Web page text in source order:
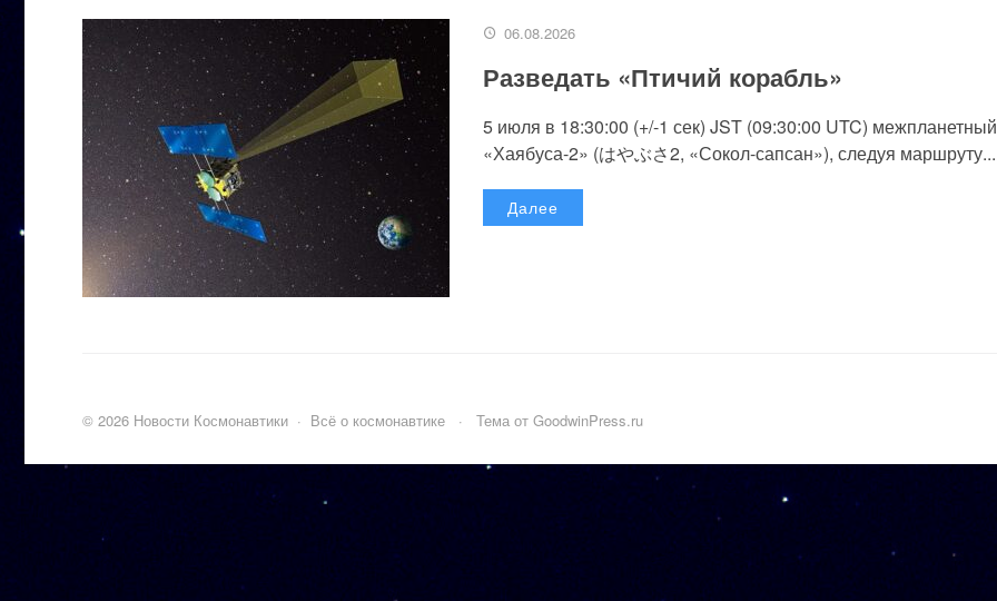
06.08.2026
Разведать «Птичий корабль»
5 июля в 18:30:00 (+/-1 сек) JST (09:30:00 UTC)
«Хаябуса-2» (はやぶさ2, «Сокол-сапсан»), следуя маршруту...
Далее
© 2026 Новости Космонавтики · Всё о космонавтике · Тема от GoodwinPress.ru